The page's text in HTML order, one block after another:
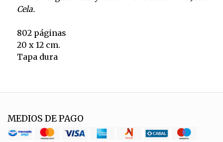
Cela.
802 páginas
20 x 12 cm.
Tapa dura
MEDIOS DE PAGO